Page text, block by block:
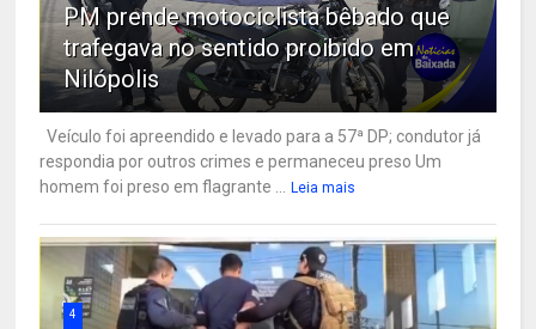
PM prende motociclista bêbado que
trafegava no sentido proibido em
Nilópolis
Veículo foi apreendido e levado para a 57ª DP; condutor já
respondia por outros crimes e permaneceu preso Um
homem foi preso em flagrante ...
Leia mais
4